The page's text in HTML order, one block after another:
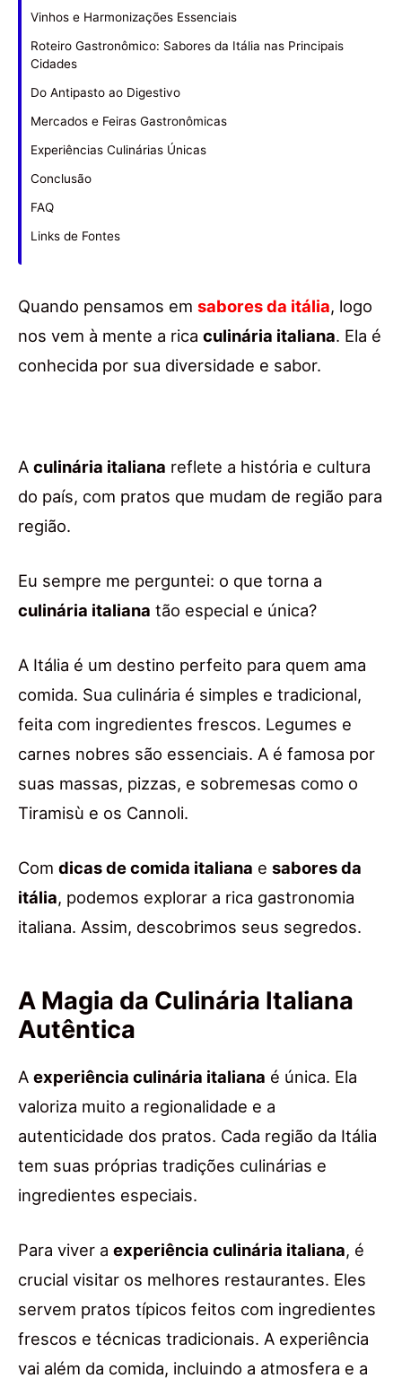
Vinhos e Harmonizações Essenciais
Roteiro Gastronômico: Sabores da Itália nas Principais
Cidades
Do Antipasto ao Digestivo
Mercados e Feiras Gastronômicas
Experiências Culinárias Únicas
Conclusão
FAQ
Links de Fontes
Quando pensamos em sabores da itália, logo
nos vem à mente a rica culinária italiana. Ela é
conhecida por sua diversidade e sabor.
A culinária italiana reflete a história e cultura
do país, com pratos que mudam de região para
região.
Eu sempre me perguntei: o que torna a
culinária italiana tão especial e única?
A Itália é um destino perfeito para quem ama
comida. Sua culinária é simples e tradicional,
feita com ingredientes frescos. Legumes e
carnes nobres são essenciais. A é famosa por
suas massas, pizzas, e sobremesas como o
Tiramisù e os Cannoli.
Com dicas de comida italiana e sabores da
itália, podemos explorar a rica gastronomia
italiana. Assim, descobrimos seus segredos.
A Magia da Culinária Italiana
Autêntica
A experiência culinária italiana é única. Ela
valoriza muito a regionalidade e a
autenticidade dos pratos. Cada região da Itália
tem suas próprias tradições culinárias e
ingredientes especiais.
Para viver a experiência culinária italiana, é
crucial visitar os melhores restaurantes. Eles
servem pratos típicos feitos com ingredientes
frescos e técnicas tradicionais. A experiência
vai além da comida, incluindo a atmosfera e a